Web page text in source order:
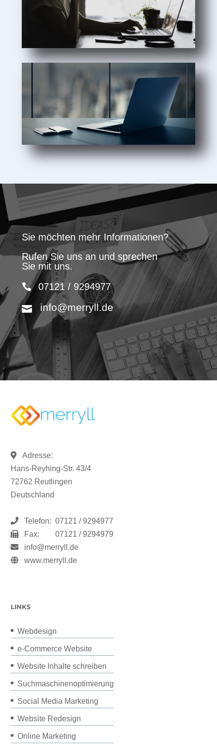
Sie möchten mehr Informationen?
Rufen Sie uns an und sprechen
Sie mit uns.
07121 / 9294977
info@merryll.de
Adresse:
Hans-Reyhing-Str. 43/4
72762 Reutlingen
Deutschland
Telefon: 07121 / 9294977
Fax:
07121 / 9294979
info@merryll.de
www.merryll.de
LINKS
Webdesign
e-Commerce Website
Website Inhalte schreiben
Suchmaschinenoptimierung
Social Media Marketing
Website Redesign
Online Marketing